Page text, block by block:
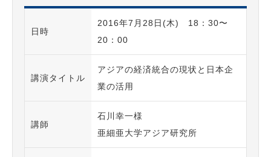
日時
2016年7月28日(木) 18：30〜
20：00
講演タイトル
アジアの経済統合の現状と日本企
業の活用
講師
石川幸一様
亜細亜大学アジア研究所